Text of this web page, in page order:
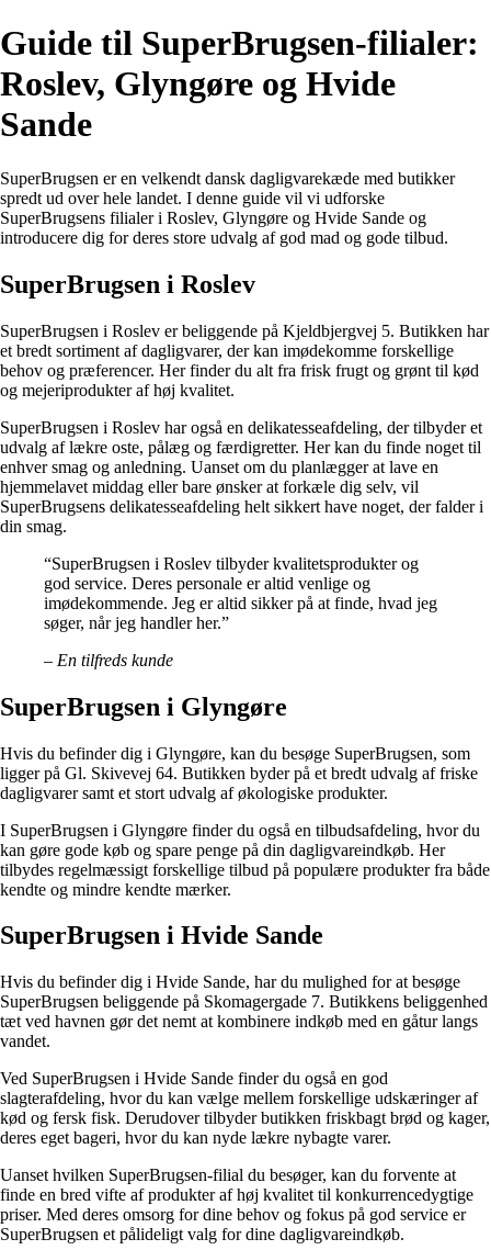
Guide til SuperBrugsen-filialer:
Roslev, Glyngøre og Hvide
Sande
SuperBrugsen er en velkendt dansk dagligvarekæde med butikker
spredt ud over hele landet. I denne guide vil vi udforske
SuperBrugsens filialer i Roslev, Glyngøre og Hvide Sande og
introducere dig for deres store udvalg af god mad og gode tilbud.
SuperBrugsen i Roslev
SuperBrugsen i Roslev er beliggende på Kjeldbjergvej 5. Butikken har
et bredt sortiment af dagligvarer, der kan imødekomme forskellige
behov og præferencer. Her finder du alt fra frisk frugt og grønt til kød
og mejeriprodukter af høj kvalitet.
SuperBrugsen i Roslev har også en delikatesseafdeling, der tilbyder et
udvalg af lækre oste, pålæg og færdigretter. Her kan du finde noget til
enhver smag og anledning. Uanset om du planlægger at lave en
hjemmelavet middag eller bare ønsker at forkæle dig selv, vil
SuperBrugsens delikatesseafdeling helt sikkert have noget, der falder i
din smag.
“SuperBrugsen i Roslev tilbyder kvalitetsprodukter og
god service. Deres personale er altid venlige og
imødekommende. Jeg er altid sikker på at finde, hvad jeg
søger, når jeg handler her.”
– En tilfreds kunde
SuperBrugsen i Glyngøre
Hvis du befinder dig i Glyngøre, kan du besøge SuperBrugsen, som
ligger på Gl. Skivevej 64. Butikken byder på et bredt udvalg af friske
dagligvarer samt et stort udvalg af økologiske produkter.
I SuperBrugsen i Glyngøre finder du også en tilbudsafdeling, hvor du
kan gøre gode køb og spare penge på din dagligvareindkøb. Her
tilbydes regelmæssigt forskellige tilbud på populære produkter fra både
kendte og mindre kendte mærker.
SuperBrugsen i Hvide Sande
Hvis du befinder dig i Hvide Sande, har du mulighed for at besøge
SuperBrugsen beliggende på Skomagergade 7. Butikkens beliggenhed
tæt ved havnen gør det nemt at kombinere indkøb med en gåtur langs
vandet.
Ved SuperBrugsen i Hvide Sande finder du også en god
slagterafdeling, hvor du kan vælge mellem forskellige udskæringer af
kød og fersk fisk. Derudover tilbyder butikken friskbagt brød og kager,
deres eget bageri, hvor du kan nyde lækre nybagte varer.
Uanset hvilken SuperBrugsen-filial du besøger, kan du forvente at
finde en bred vifte af produkter af høj kvalitet til konkurrencedygtige
priser. Med deres omsorg for dine behov og fokus på god service er
SuperBrugsen et pålideligt valg for dine dagligvareindkøb.